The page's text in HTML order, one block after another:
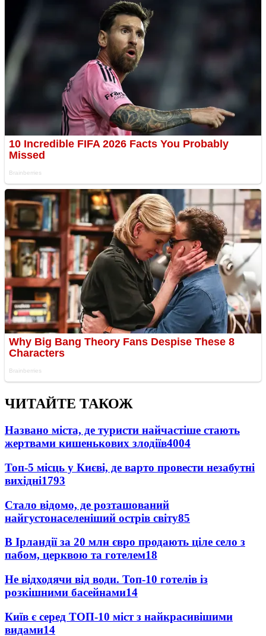
ЧИТАЙТЕ ТАКОЖ
Названо міста, де туристи найчастіше стають
жертвами кишенькових злодіїв4004
Топ-5 місць у Києві, де варто провести незабутні
вихідні1793
Стало відомо, де розташований
найгустонаселеніший острів світу85
В Ірландії за 20 млн євро продають ціле село з
пабом, церквою та готелем18
Не відходячи від води. Топ-10 готелів із
розкішними басейнами14
Київ є серед ТОП-10 міст з найкрасивішими
видами14